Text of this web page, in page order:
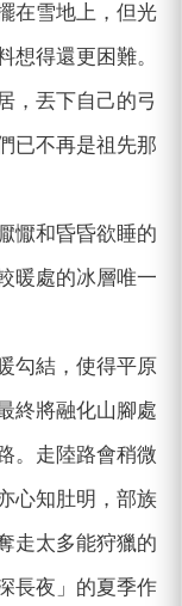
在雪地上，但光
想得還更困難。
，丟下自己的弓
已不再是祖先那
懨和昏昏欲睡的
暖處的冰層唯一
勾結，使得平原
終將融化山腳處
。走陸路會稍微
心知肚明，部族
走太多能狩獵的
長夜」的夏季作